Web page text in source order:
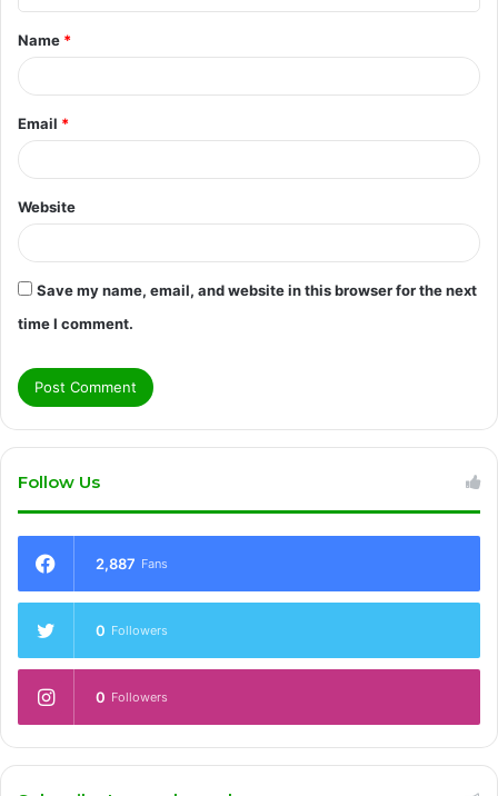
t
*
Name *
Email *
Website
Save my name, email, and website in this browser for the next
time I comment.
Follow Us
2,887 Fans
0 Followers
0 Followers